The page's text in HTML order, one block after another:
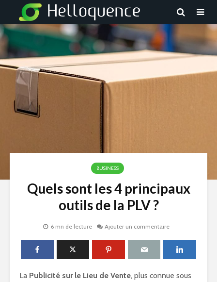
BUSINESS
Quels sont les 4 principaux
outils de la PLV ?
6 mn de lecture Ajouter un commentaire
La Publicité sur le Lieu de Vente, plus connue sous